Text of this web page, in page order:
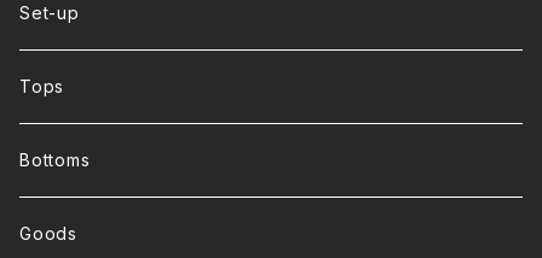
+Right
Ryusei
Miduki
Smile Project
Set-up
Tops
Bottoms
Goods